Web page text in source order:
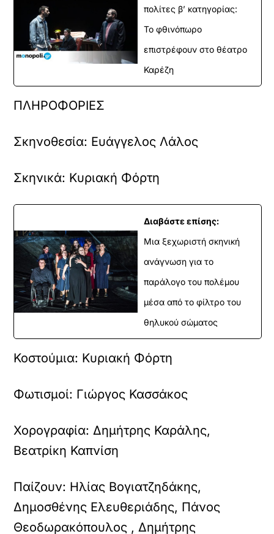
πολίτες β’ κατηγορίας:
Το φθινόπωρο
επιστρέφουν στο θέατρο
Καρέζη
ΠΛΗΡΟΦΟΡΙΕΣ
Σκηνοθεσία: Ευάγγελος Λάλος
Σκηνικά: Κυριακή Φόρτη
Διαβάστε επίσης:
Μια ξεχωριστή σκηνική
ανάγνωση για το
παράλογο του πολέμου
μέσα από το φίλτρο του
θηλυκού σώματος
Κοστούμια: Κυριακή Φόρτη
Φωτισμοί: Γιώργος Κασσάκος
Χορογραφία:Δημήτρης Καράλης,
Βεατρίκη Καπνίση
Παίζουν: Ηλίας Βογιατζηδάκης,
Δημοσθένης Ελευθεριάδης, Πάνος
Θεοδωρακόπουλος , Δημήτρης